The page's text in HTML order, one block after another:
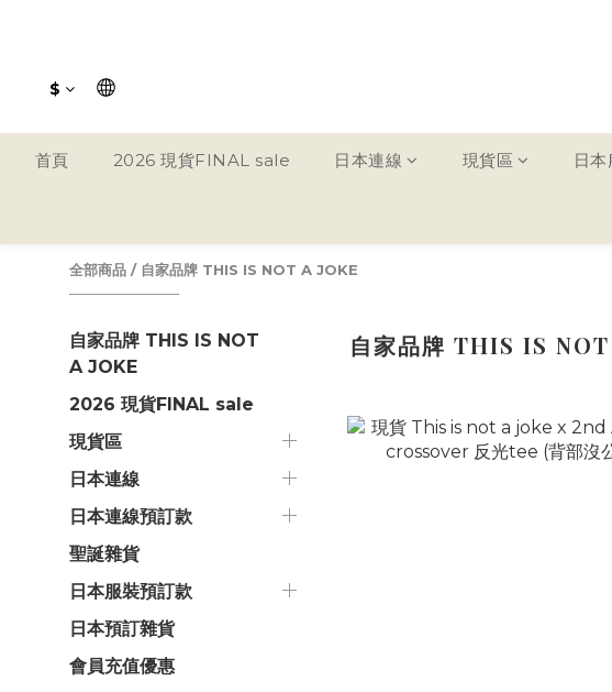
$
首頁 2026 現貨FINAL sale 日本連線 現貨區 日
全部商品 / 自家品牌 THIS IS NOT A JOKE
自家品牌 THIS IS NOT
A JOKE
2026 現貨FINAL sale
現貨區
日本連線
日本連線預訂款
聖誕雜貨
日本服裝預訂款
日本預訂雜貨
會員充值優惠
自家品牌 THIS IS